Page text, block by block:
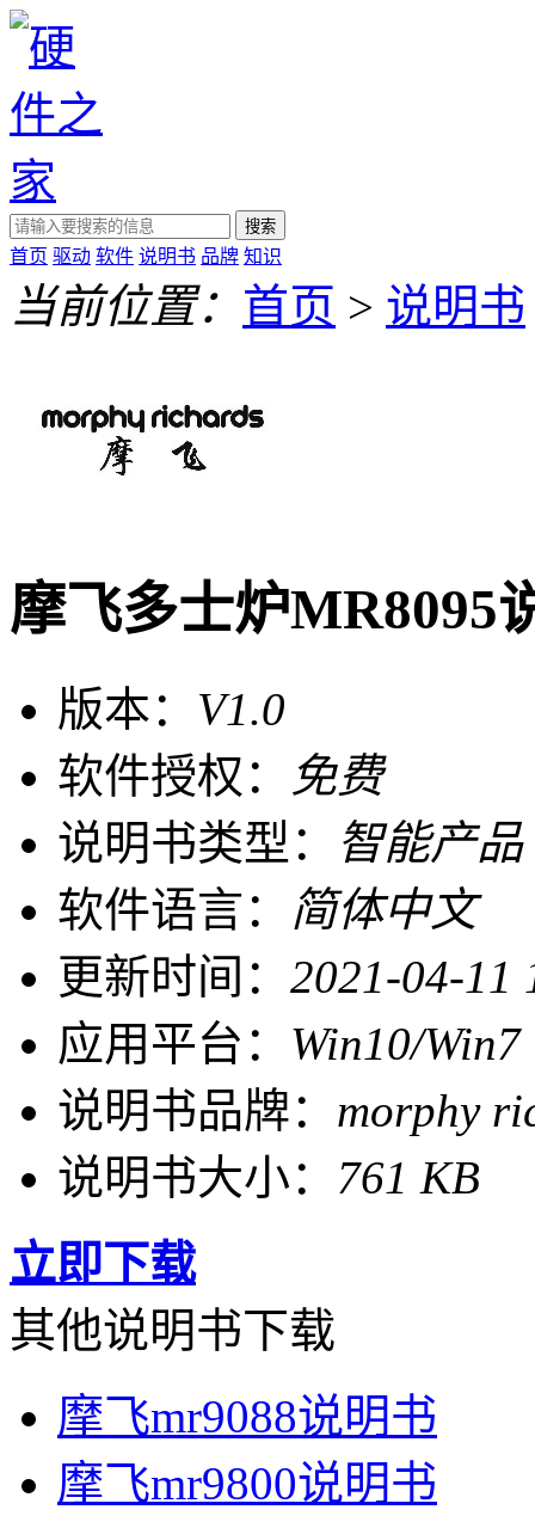
搜索
首页 驱动 软件 说明书 品牌 知识
当前位置： 首页 > 说明书
摩飞多士炉MR8095
版本： V1.0
软件授权：
免费
说明书类型：
智能产品
软件语言： 简体中文
更新时间： 2021-04-11
应用平台： Win10/Win7
说明书品牌： morphy
说明书大小： 761 KB
立即下载
其他说明书下载
摩飞mr9088说明书
摩飞mr9800说明书